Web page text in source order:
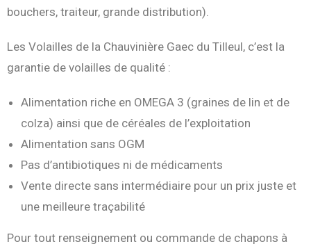
bouchers, traiteur, grande distribution).
Les Volailles de la Chauvinière Gaec du Tilleul, c’est la
garantie de volailles de qualité :
Alimentation riche en OMEGA 3 (graines de lin et de
colza) ainsi que de céréales de l’exploitation
Alimentation sans OGM
Pas d’antibiotiques ni de médicaments
Vente directe sans intermédiaire pour un prix juste et
une meilleure traçabilité
Pour tout renseignement ou commande de chapons à